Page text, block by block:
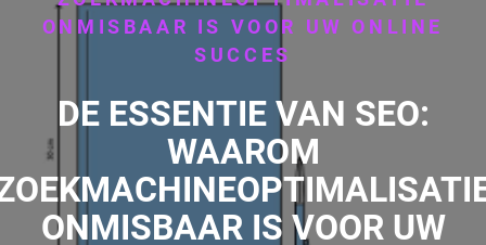
ONMISBAAR IS VOOR UW ONLINE
SUCCES
DE ESSENTIE VAN SEO:
WAAROM
ONMISBAAR IS VOOR UW